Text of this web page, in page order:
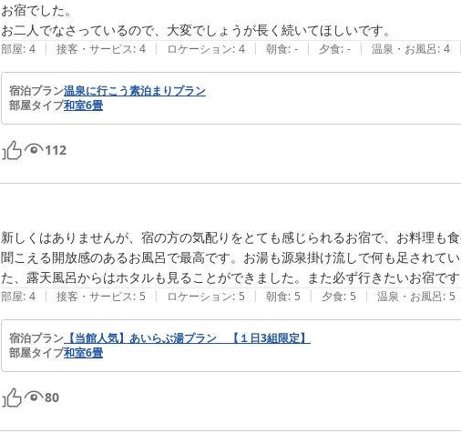
お宿でした。
お二人でなさっているので、大変でしょうが長く続いてほしいです。
部屋: 4 | 接客・サービス: 4 | ロケーション: 4 | 朝食: - | 夕食: - | 温泉・お風呂: 4 |
宿泊プラン温泉に行こう素泊まりプラン
部屋タイプ和室6畳
112
新しくはありませんが、宿の方の気配りをとても感じられるお宿で、お料理も
聞こえる開放感のあるお風呂で最高です。お湯も源泉掛け流しで何も足されて
た、露天風呂からはホタルも見ることができました。また必ず行きたいお宿です
部屋: 4 | 接客・サービス: 5 | ロケーション: 5 | 朝食: 5 | 夕食: 5 | 温泉・お風呂: 5
宿泊プラン 【当館人気】あいらぶ湯プラン 【１日3組限定】
部屋タイプ和室6畳
80